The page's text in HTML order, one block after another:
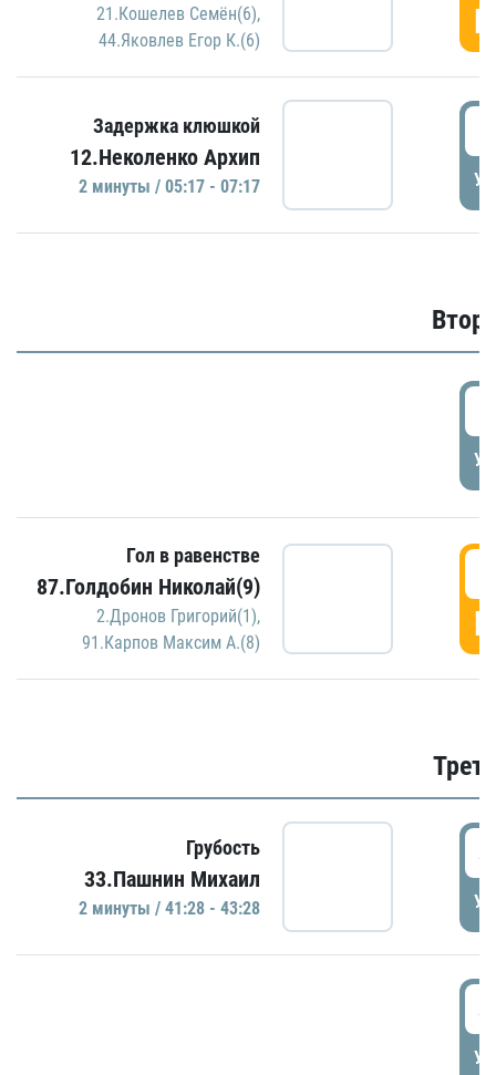
21.Кошелев Семён(6),
44.Яковлев Егор К.(6)
Задержка клюшкой
12.Неколенко Архип
2 минуты / 05:17 - 07:17
Гол в равенстве
87.Голдобин Николай(9)
2.Дронов Григорий(1),
91.Карпов Максим А.(8)
Грубость
33.Пашнин Михаил
2 минуты / 41:28 - 43:28